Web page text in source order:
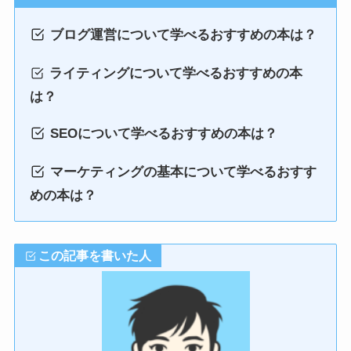
ブログ運営について学べるおすすめの本は？
ライティングについて学べるおすすめの本
は？
SEOについて学べるおすすめの本は？
マーケティングの基本について学べるおすす
めの本は？
この記事を書いた人